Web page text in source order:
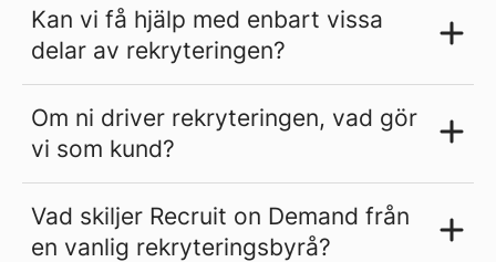
Kan vi få hjälp med enbart vissa
delar av rekryteringen?
Om ni driver rekryteringen, vad gör
vi som kund?
Vad skiljer Recruit on Demand från
en vanlig rekryteringsbyrå?